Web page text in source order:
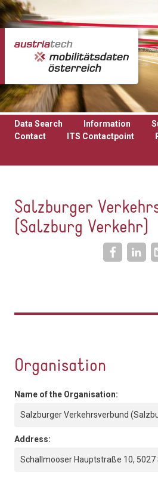
Skip to main content
Data Search Information
Contact
ITS Contactpoint
Salzburger
(Salzburg Verkehr)
Organisation
Name of the Organisation:
Salzburger Verkehrsverbund
Address:
Schallmooser Hauptstraße 10, 5027